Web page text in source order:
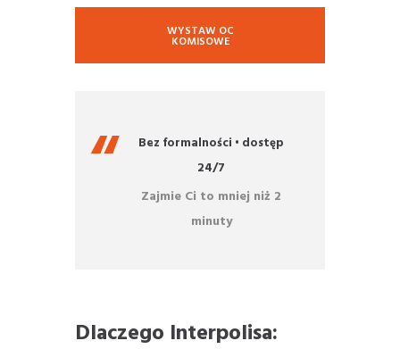
WYSTAW OC
KOMISOWE
Bez formalności • dostęp
24/7
Zajmie Ci to mniej niż 2
minuty
Dlaczego Interpolisa: